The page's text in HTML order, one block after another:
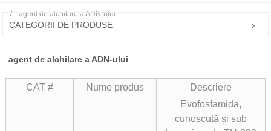
agent de alchilare a ADN-ului
CATEGORII DE PRODUSE
agent de alchilare a ADN-ului
CAT # Nume produs Descriere
Evofosfamida,
cunoscută și sub